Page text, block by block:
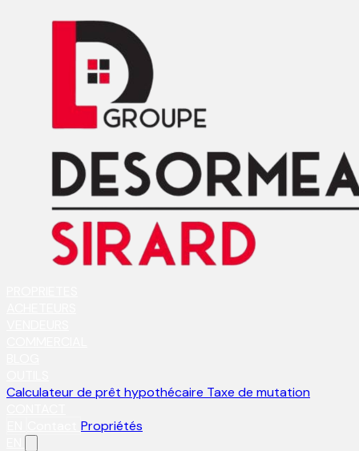
Calculateur de prêt hypothécaire Taxe de mutation
Propriétés